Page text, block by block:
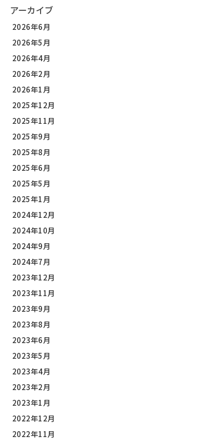
アーカイブ
2026年6月
2026年5月
2026年4月
2026年2月
2026年1月
2025年12月
2025年11月
2025年9月
2025年8月
2025年6月
2025年5月
2025年1月
2024年12月
2024年10月
2024年9月
2024年7月
2023年12月
2023年11月
2023年9月
2023年8月
2023年6月
2023年5月
2023年4月
2023年2月
2023年1月
2022年12月
2022年11月